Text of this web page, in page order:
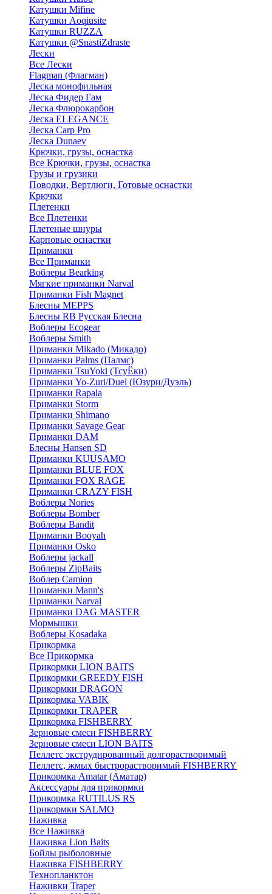
Катушки Mifine
Катушки Aoqiusite
Катушки RUZZA
Катушки @SnastiZdraste
Лески
Все Лески
Flagman (Флагман)
Леска монофильная
Леска Фидер Гам
Леска Флюрокарбон
Леска ELEGANCE
Леска Carp Pro
Леска Dunaev
Крючки, грузы, оснастка
Все Крючки, грузы, оснастка
Грузы и грузики
Поводки, Вертлюги, Готовые оснастки
Крючки
Плетенки
Все Плетенки
Плетеные шнуры
Карповые оснастки
Приманки
Все Приманки
Воблеры Bearking
Мягкие приманки Narval
Приманки Fish Magnet
Блесны MEPPS
Блесны RB Русская Блесна
Воблеры Ecogear
Воблеры Smith
Приманки Mikado (Микадо)
Приманки Palms (Палмс)
Приманки TsuYoki (ТсуЁки)
Приманки Yo-Zuri/Duel (Юзури/Дуэль)
Приманки Rapala
Приманки Storm
Приманки Shimano
Приманки Savage Gear
Приманки DAM
Блесны Hansen SD
Приманки KUUSAMO
Приманки BLUE FOX
Приманки FOX RAGE
Приманки CRAZY FISH
Воблеры Nories
Воблеры Bomber
Воблеры Bandit
Приманки Booyah
Приманки Osko
Воблеры jackall
Воблеры ZipBaits
Воблер Camion
Приманки Mann's
Приманки Narval
Приманки DAG MASTER
Мормышки
Воблеры Kosadaka
Прикормка
Все Прикормка
Прикормки LION BAITS
Прикормки GREEDY FISH
Прикормки DRAGON
Прикормка VABIK
Прикормки TRAPER
Прикормка FISHBERRY
Зерновые смеси FISHBERRY
Зерновые смеси LION BAITS
Пеллетс экструдированный долгорастворимый
Пеллетс, жмых быстрорастворимый FISHBERRY
Прикормка Amatar (Аматар)
Аксессуары для прикормки
Прикормка RUTILUS RS
Прикормки SALMO
Наживка
Все Наживка
Наживка Lion Baits
Бойлы рыболовные
Наживка FISHBERRY
Технопланктон
Наживки Traper